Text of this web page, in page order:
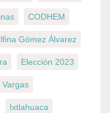
CODHEM
Gómez Álvarez
Elección 2023
Vargas
Ixtlahuaca